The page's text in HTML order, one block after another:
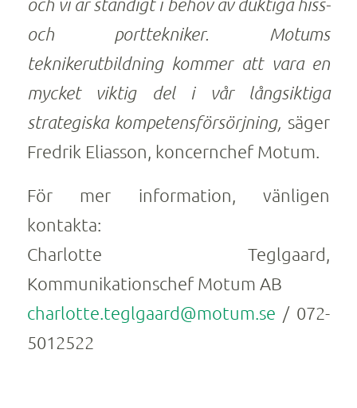
och vi är ständigt i behov av duktiga hiss-
och porttekniker. Motums
teknikerutbildning kommer att vara en
mycket viktig del i vår långsiktiga
strategiska kompetensförsörjning, säger
Fredrik Eliasson, koncernchef Motum.
För mer information, vänligen
kontakta:
Charlotte Teglgaard,
Kommunikationschef Motum AB
charlotte.teglgaard@motum.se / 072-
5012522